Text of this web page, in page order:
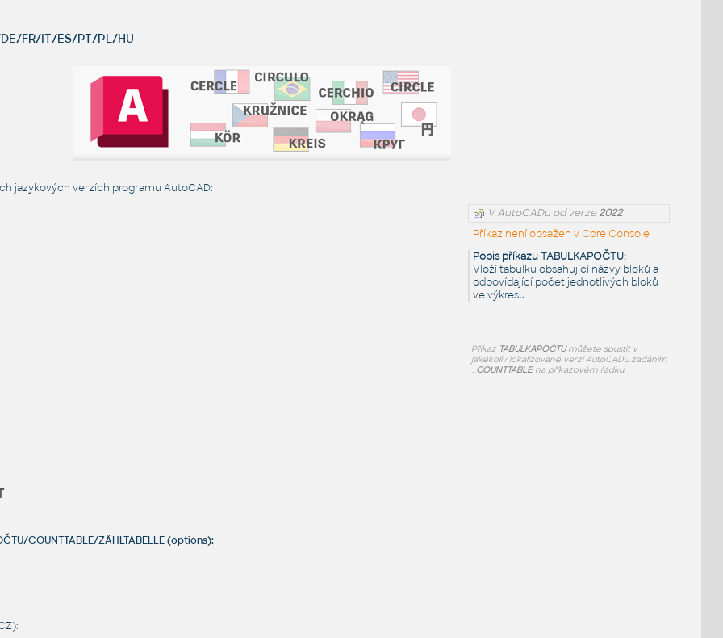
FR/IT/ES/PT/PL/HU
jazykových verzích programu AutoCAD:
V AutoCADu od verze2022
Příkaz není obsažen v Core Console
Popis příkazu TABULKAPOČTU:
Vloží tabulku obsahující názvy bloků a
odpovídající počet jednotlivých bloků
ve výkresu.
Příkaz TABULKAPOČTUmůžete spustit v
jakékoliv lokalizované verzi AutoCADu zadáním
_COUNTTABLEna příkazovém řádku.
COUNTTABLE/ZÄHLTABELLE (options):